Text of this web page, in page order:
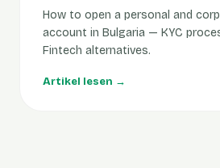
How to open a personal and
account in Bulgaria — KYC
Fintech alternatives.
Artikel lesen →